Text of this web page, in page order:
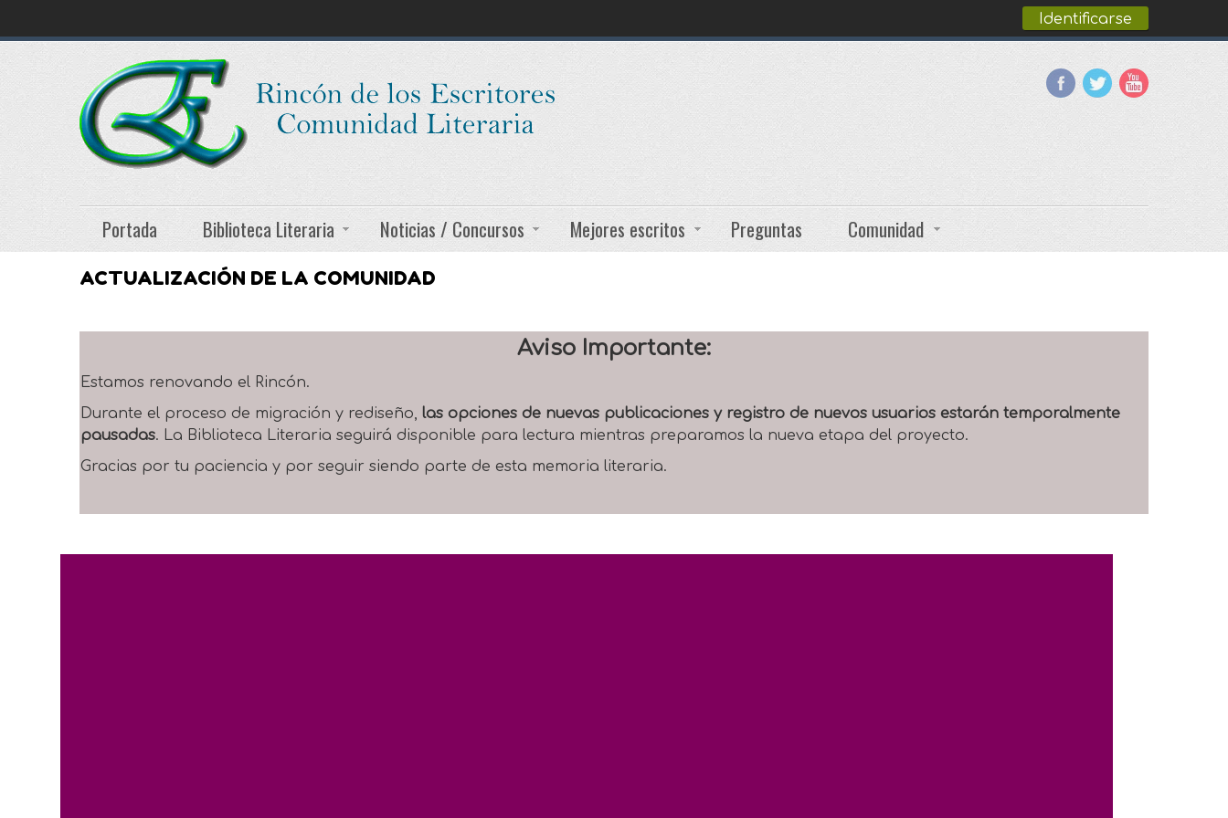
Identificarse
Portada Biblioteca Literaria Noticias / Concursos Mejores escritos Preguntas Comunidad
ACTUALIZACIÓN DE LA COMUNIDAD
Aviso Importante:
Estamos renovando el Rincón.
Durante el proceso de migración y rediseño, las opciones de nuevas publicaciones y registro de nuevos usuarios estarán temporalmente
pausadas. La Biblioteca Literaria seguirá disponible para lectura mientras preparamos la nueva etapa del proyecto.
Gracias por tu paciencia y por seguir siendo parte de esta memoria literaria.